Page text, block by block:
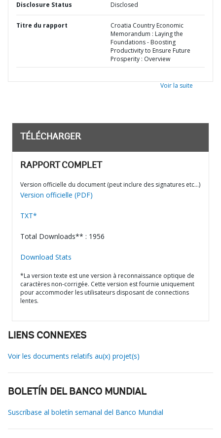
Disclosure Status Disclosed
Titre du rapport
Croatia Country Economic
Memorandum : Laying the
Foundations - Boosting
Productivity to Ensure Future
Prosperity : Overview
Voir la suite
TÉLÉCHARGER
RAPPORT COMPLET
Version officielle du document (peut inclure des signatures etc…)
Version officielle (PDF)
TXT*
Total Downloads** : 1956
Download Stats
*La version texte est une version à reconnaissance optique de
caractères non-corrigée. Cette version est fournie uniquement
pour accommoder les utilisateurs disposant de connections
lentes.
LIENS CONNEXES
Voir les documents relatifs au(x) projet(s)
BOLETÍN DEL BANCO MUNDIAL
Suscríbase al boletín semanal del Banco Mundial